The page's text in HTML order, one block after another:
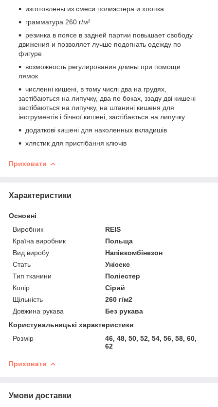
изготовлены из смеси полиэстера и хлопка
грамматура 260 г/м²
резинка в поясе в задней партии повышает свободу
движения и позволяет лучше подогнать одежду по
фигуре
возможность регулирования длины при помощи
лямок
численні кишені, в тому числі два на грудях,
застібаються на липучку, два по боках, ззаду дві кишені
застібаються на липучку, на штанині кишеня для
інструментів і бічної кишені, застібається на липучку
додаткові кишені для наколенных вкладишів
хлястик для пристібання ключів
Приховати
Характеристики
Основні
Виробник
REIS
Країна виробник
Польща
Вид виробу
Напівкомбінезон
Стать
Унісекс
Тип тканини
Поліестер
Колір
Сірий
Щільність
260 г/м2
Довжина рукава
Без рукава
Користувальницькі характеристики
Розмір
46, 48, 50, 52, 54, 56, 58, 60,
62
Приховати
Умови доставки